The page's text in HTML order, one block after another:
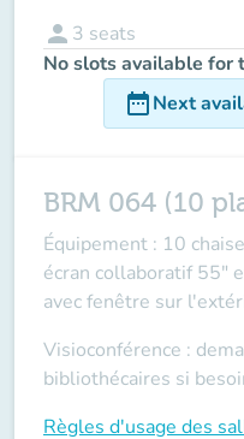
person 3 seats
No slots available for
date_rangeNext
BRM 064 (10
Équipement : 10
écran collaboratif 55"
avec fenêtre sur
Visioconférence :
bibliothécaires si
Règles d'usage des